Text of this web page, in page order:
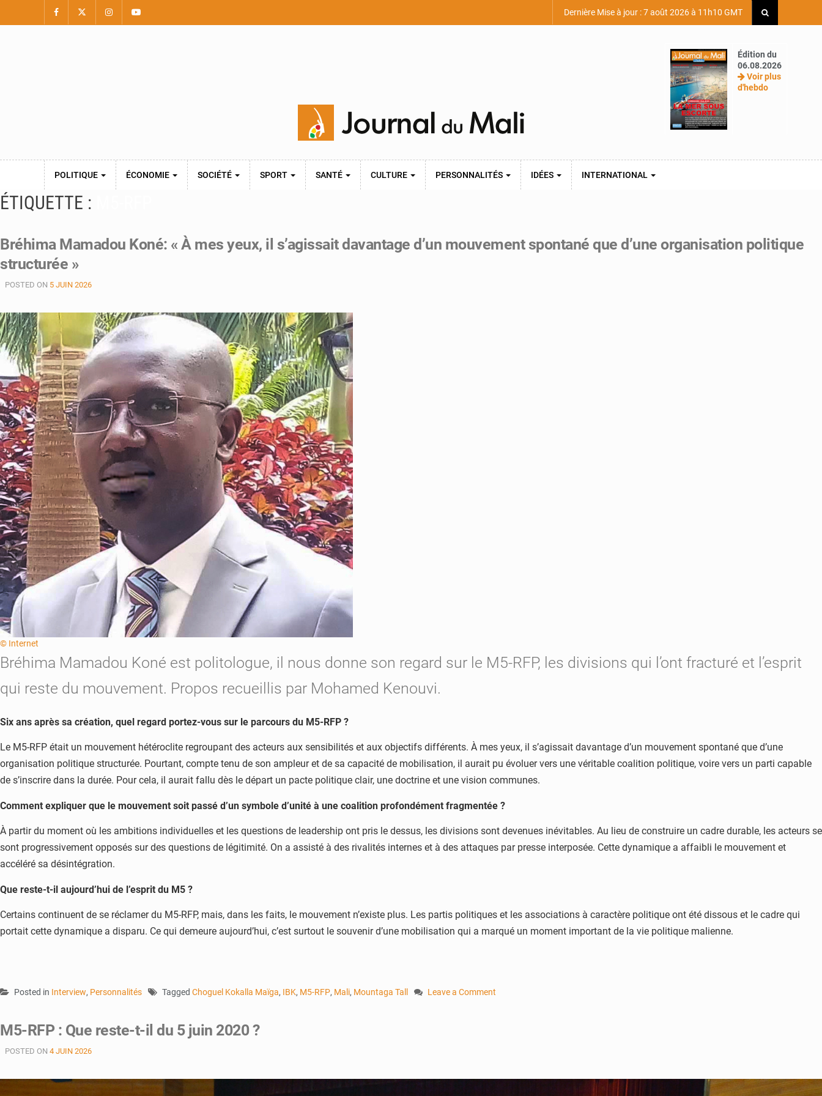
Dernière Mise à jour : 7 août 2026 à 11h10 GMT
Édition du
06.08.2026
Voir plus
d'hebdo
POLITIQUE ÉCONOMIE SOCIÉTÉ SPORT SANTÉ CULTURE PERSONNALITÉS IDÉES INTERNATIONAL
ÉTIQUETTE :
Bréhima Mamadou Koné: « À mes yeux, il s’agissait davantage d’un mouvement spontané que d’une organisation politique
structurée »
POSTED ON 5 JUIN 2026
© Internet
Bréhima Mamadou Koné est politologue, il nous donne son regard sur le M5-RFP, les divisions qui l’ont fracturé et l’esprit
qui reste du mouvement. Propos recueillis par Mohamed Kenouvi.
Six ans après sa création, quel regard portez-vous sur le parcours du M5-RFP ?
Le M5-RFP était un mouvement hétéroclite regroupant des acteurs aux sensibilités et aux objectifs différents. À mes yeux, il s’agissait davantage d’un mouvement spontané que d’une
organisation politique structurée. Pourtant, compte tenu de son ampleur et de sa capacité de mobilisation, il aurait pu évoluer vers une véritable coalition politique, voire vers un parti capable
de s’inscrire dans la durée. Pour cela, il aurait fallu dès le départ un pacte politique clair, une doctrine et une vision communes.
Comment expliquer que le mouvement soit passé d’un symbole d’unité à une coalition profondément fragmentée ?
À partir du moment où les ambitions individuelles et les questions de leadership ont pris le dessus, les divisions sont devenues inévitables. Au lieu de construire un cadre durable, les acteurs se
sont progressivement opposés sur des questions de légitimité. On a assisté à des rivalités internes et à des attaques par presse interposée. Cette dynamique a affaibli le mouvement et
accéléré sa désintégration.
Que reste-t-il aujourd’hui de l’esprit du M5 ?
Certains continuent de se réclamer du M5-RFP, mais, dans les faits, le mouvement n’existe plus. Les partis politiques et les associations à caractère politique ont été dissous et le cadre qui
portait cette dynamique a disparu. Ce qui demeure aujourd’hui, c’est surtout le souvenir d’une mobilisation qui a marqué un moment important de la vie politique malienne.
Posted in Interview, Personnalités Tagged Choguel Kokalla Maïga, IBK, M5-RFP, Mali, Mountaga Tall
Leave a Comment
yeux,
M5-RFP : Que reste-t-il du 5 juin 2020 ?
POSTED ON 4 JUIN 2026